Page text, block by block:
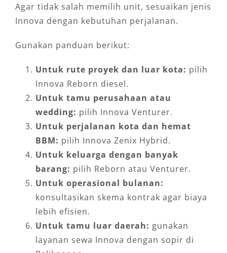
Agar tidak salah memilih unit, sesuaikan jenis
Innova dengan kebutuhan perjalanan.
Gunakan panduan berikut:
Untuk rute proyek dan luar kota: pilih
Innova Reborn diesel.
Untuk tamu perusahaan atau
wedding: pilih Innova Venturer.
Untuk perjalanan kota dan hemat
BBM: pilih Innova Zenix Hybrid.
Untuk keluarga dengan banyak
barang: pilih Reborn atau Venturer.
Untuk operasional bulanan:
konsultasikan skema kontrak agar biaya
lebih efisien.
Untuk tamu luar daerah: gunakan
layanan sewa Innova dengan sopir di